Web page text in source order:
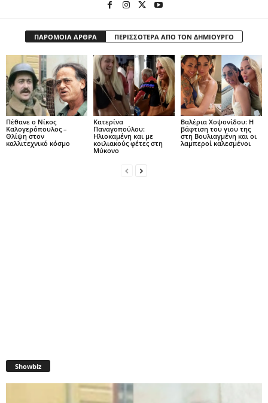
ΠΑΡΟΜΟΙΑ ΑΡΘΡΑ ΠΕΡΙΣΣΟΤΕΡΑ ΑΠΟ ΤΟΝ ΔΗΜΙΟΥΡΓΟ
Πέθανε ο Νίκος
Καλογερόπουλος –
Θλίψη στον
καλλιτεχνικό κόσμο
Κατερίνα
Παναγοπούλου:
Ηλιοκαμένη και με
κοιλιακούς φέτες στη
Μύκονο
Βαλέρια Χοψονίδου: Η
βάφτιση του γιου της
στη Βουλιαγμένη και οι
λαμπεροί καλεσμένοι
Showbiz